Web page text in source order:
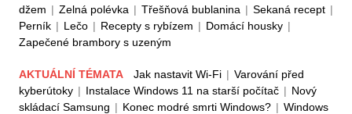
džem | Zelná polévka | Třešňová bublanina | Sekaná recept |
Perník | Lečo | Recepty s rybízem | Domácí housky |
Zapečené brambory s uzeným
AKTUÁLNÍ TÉMATA Jak nastavit Wi-Fi | Varování před
kyberútoky | Instalace Windows 11 na starší počítač | Nový
skládací Samsung | Konec modré smrti Windows? | Windows